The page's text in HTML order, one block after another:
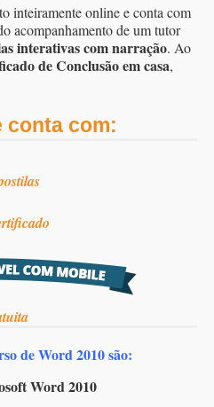
inteiramente online e conta com
acompanhamento de um tutor
interativas com narração. Ao
de Conclusão em casa,
conta com:
de Word 2010 são:
Word 2010